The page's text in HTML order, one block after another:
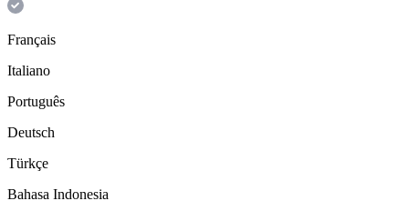
Français
Italiano
Português
Deutsch
Türkçe
Bahasa Indonesia